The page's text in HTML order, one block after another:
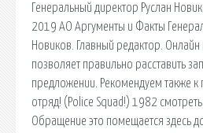
Генеральный директор Руслан
2019 АО Аргументы и Факты
Новиков. Главный редактор. Онлайн
позволяет правильно расставить
предложении. Рекомендуем также к
отряд! (Police Squad!) 1982
Обращение это помещается здесь